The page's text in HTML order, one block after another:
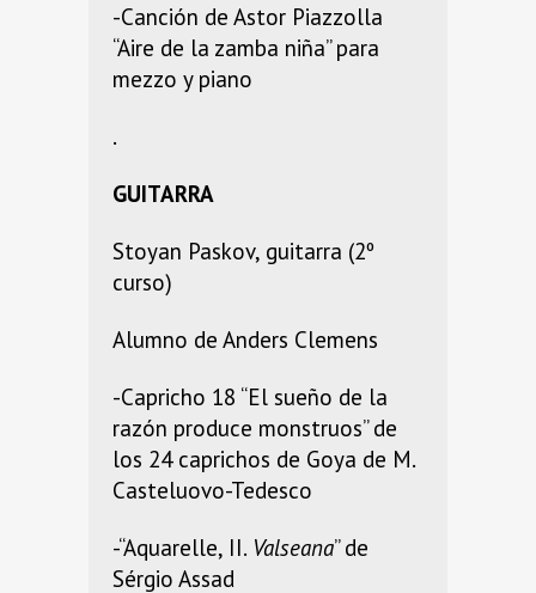
-Canción de Astor Piazzolla
“Aire de la zamba niña” para
mezzo y piano
.
GUITARRA
Stoyan Paskov, guitarra (2º
curso)
Alumno de Anders Clemens
-Capricho 18 “El sueño de la
razón produce monstruos” de
los 24 caprichos de Goya de M.
Casteluovo-Tedesco
-“Aquarelle, II. Valseana” de
Sérgio Assad